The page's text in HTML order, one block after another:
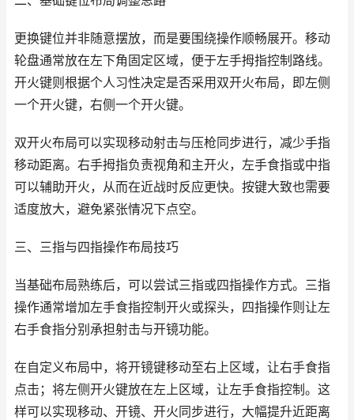
更换键位并非随意摆放，而是要围绕操作顺畅展开。移动
轮盘通常放在左下角固定区域，便于左手拇指控制路线。
开火键则根据个人习性决定是否采用双开火布局，即左侧
一个开火键，右侧一个开火键。
双开火布局可以实现移动射击与压枪同步进行，减少手指
移动距离。右手拇指负责视角和主开火，左手食指或中指
可以辅助开火，从而在近战时反应更快。按键大致也需要
适度放大，避免紧张情况下点空。
三、三指与四指操作布局技巧
当基础布局熟练后，可以尝试三指或四指操作方式。三指
操作通常增加左手食指控制开火或探头，四指操作则让左
右手食指分别承担射击与开镜功能。
在自定义布局中，将开镜键移动至右上区域，让右手食指
点击；将左侧开火键放在左上区域，让左手食指控制。这
样可以实现移动、开镜、开火同步进行，大幅提升近距离